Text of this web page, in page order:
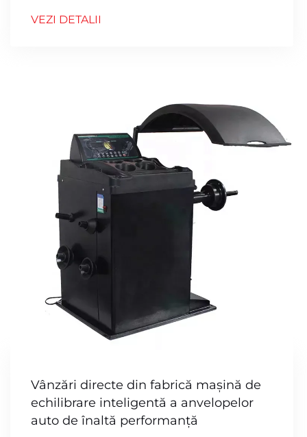
VEZI DETALII
Vânzări directe din fabrică mașină de
echilibrare inteligentă a anvelopelor
auto de înaltă performanță